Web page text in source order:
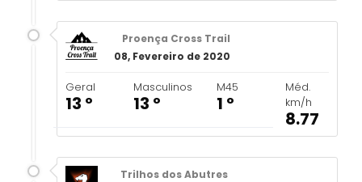
Proença Cross Trail
08, Fevereiro de 2020
Geral
13 º
Masculinos
13 º
M45
1 º
Méd.
km/h
8.77
Trilhos dos Abutres